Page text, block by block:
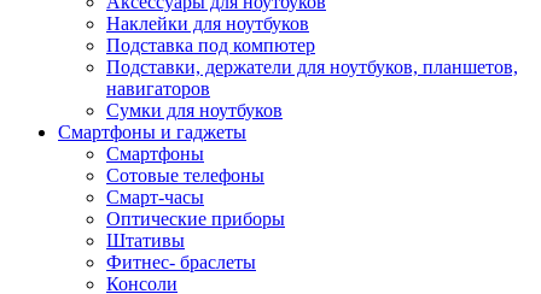
Наклейки для ноутбуков
Подставка под компютер
Подставки, держатели для ноутбуков, планшетов,
навигаторов
Сумки для ноутбуков
Смартфоны и гаджеты
Смартфоны
Сотовые телефоны
Смарт-часы
Оптические приборы
Штативы
Фитнес- браслеты
Консоли